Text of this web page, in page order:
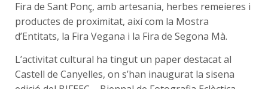
Fira de Sant Ponç, amb artesania, herbes remeieres i
productes de proximitat, així com la Mostra
d’Entitats, la Fira Vegana i la Fira de Segona Mà.
L’activitat cultural ha tingut un paper destacat al
Castell de Canyelles, on s’han inaugurat la sisena